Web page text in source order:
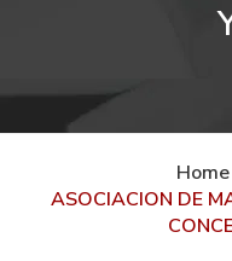
Home
ASOCIACION DE